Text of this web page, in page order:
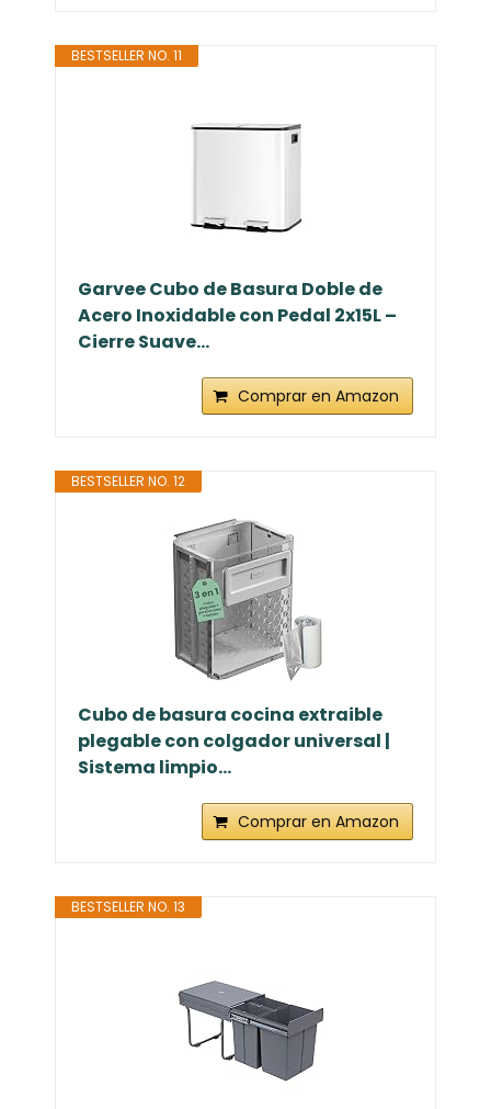
BESTSELLER NO. 11
Garvee Cubo de Basura Doble de
Acero Inoxidable con Pedal 2x15L –
Cierre Suave...
Comprar en Amazon
BESTSELLER NO. 12
Cubo de basura cocina extraible
plegable con colgador universal |
Sistema limpio...
Comprar en Amazon
BESTSELLER NO. 13